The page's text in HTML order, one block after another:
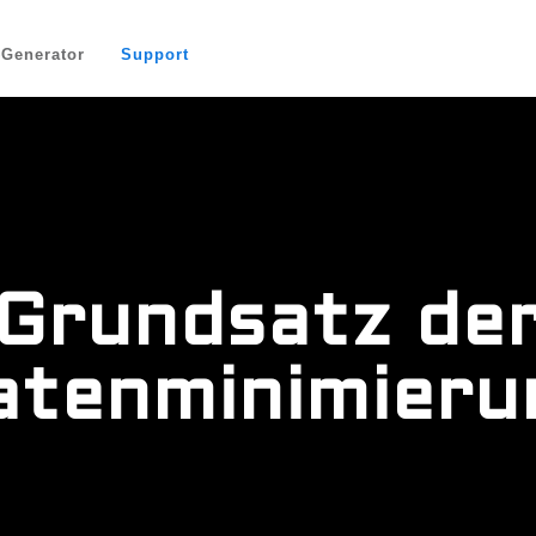
Support
Grundsatz